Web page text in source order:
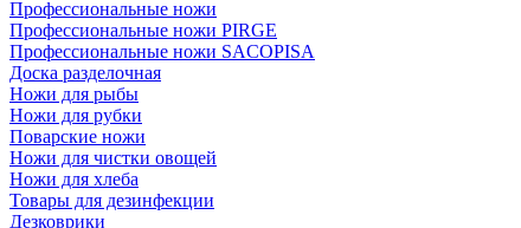
Профессиональные ножи
Профессиональные ножи PIRGE
Профессиональные ножи SACOPISA
Доска разделочная
Ножи для рыбы
Ножи для рубки
Поварские ножи
Ножи для чистки овощей
Ножи для хлеба
Товары для дезинфекции
Дезковрики